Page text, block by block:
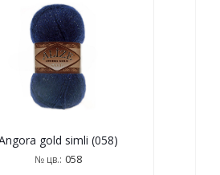
gold simli (058)
№ цв.: 058